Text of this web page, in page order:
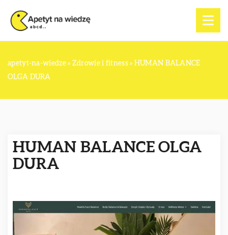
apetyt-na-wiedze» Zdrowie i fitness» HUMAN BALANCE
OLGA DURA
HUMAN BALANCE OLGA
DURA